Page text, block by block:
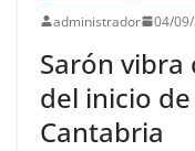
administrador 04/
Sarón vibra
del inicio
Cantabria